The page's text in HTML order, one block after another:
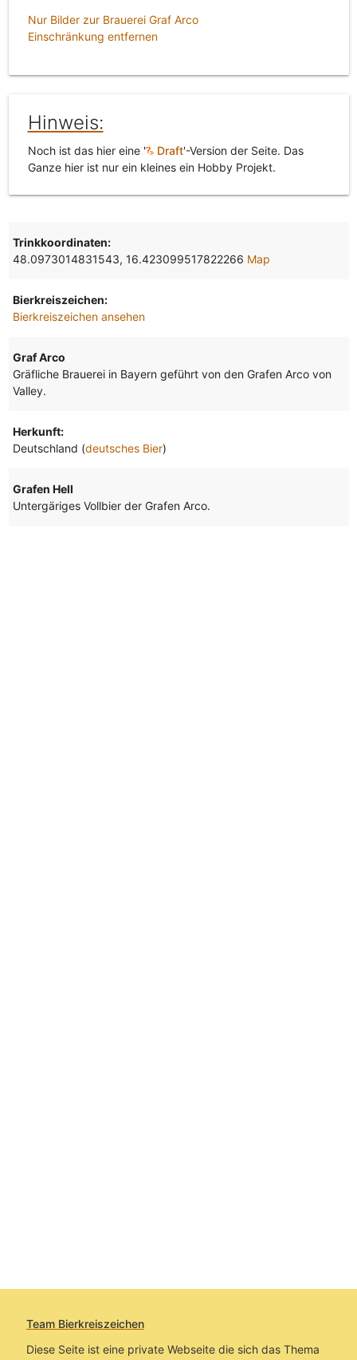
Nur Bilder zur Brauerei Graf Arco
Einschränkung entfernen
Hinweis:
Noch ist das hier eine ' Draft'-Version der Seite. Das
Ganze hier ist nur ein kleines ein Hobby Projekt.
Trinkkoordinaten:
48.0973014831543, 16.423099517822266 Map
Bierkreiszeichen:
Bierkreiszeichen ansehen
Graf Arco
Gräfliche Brauerei in Bayern geführt von den Grafen Arco von
Valley.
Herkunft:
Deutschland (deutsches Bier)
Grafen Hell
Untergäriges Vollbier der Grafen Arco.
Team Bierkreiszeichen
Diese Seite ist eine private Webseite die sich das Thema